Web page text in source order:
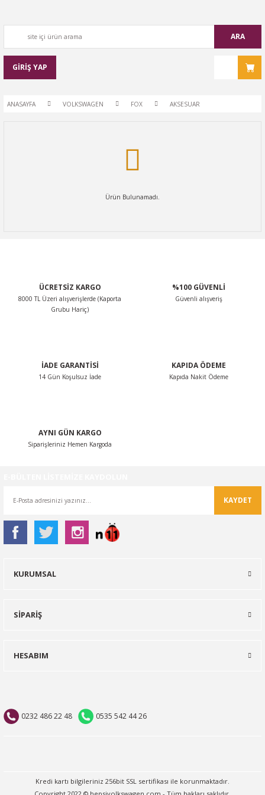
ARA
GİRİŞ YAP
ANASAYFA VOLKSWAGEN FOX AKSESUAR
Ürün Bulunamadı.
ÜCRETSİZ KARGO
8000 TL Üzeri alışverişlerde (Kaporta
Grubu Hariç)
%100 GÜVENLİ
Güvenli alışveriş
İADE GARANTİSİ
14 Gün Koşulsuz İade
KAPIDA ÖDEME
Kapıda Nakit Ödeme
AYNI GÜN KARGO
Siparişleriniz Hemen Kargoda
KAYDET
0232 486 22 48 0535 542 44 26
KURUMSAL
SİPARİŞ
HESABIM
Kredi kartı bilgileriniz 256bit SSL sertifikası ile korunmaktadır.